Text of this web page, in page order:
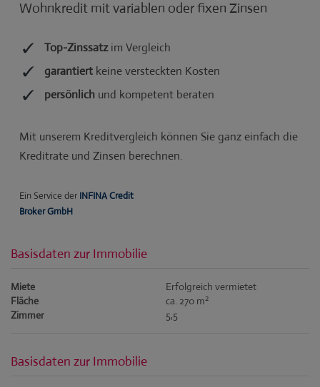
Basisdaten zur Immobilie
Miete
Erfolgreich vermietet
Fläche
ca. 270 m2
Zimmer 5,5
Basisdaten zur Immobilie